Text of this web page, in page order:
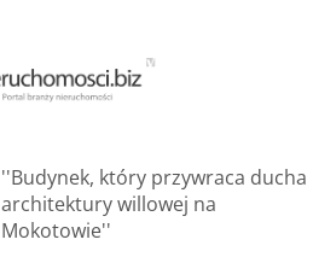
''Budynek, który przywraca ducha
architektury willowej na
Mokotowie''